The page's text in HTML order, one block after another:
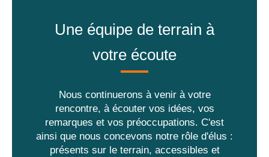
Une équipe de terrain à
votre écoute
Nous continuerons à venir à votre
rencontre, à écouter vos idées, vos
remarques et vos préoccupations. C'est
ainsi que nous concevons notre rôle d'élus :
présents sur le terrain, accessibles et